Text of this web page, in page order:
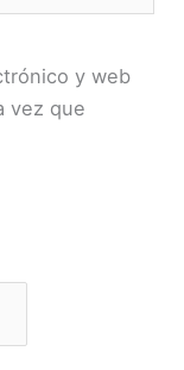
y web
vez que